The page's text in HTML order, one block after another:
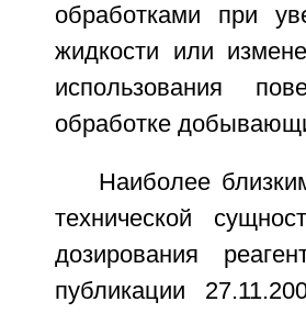
обработками при
жидкости или
использования
обработке
Наиболее
технической
дозирования
публикации